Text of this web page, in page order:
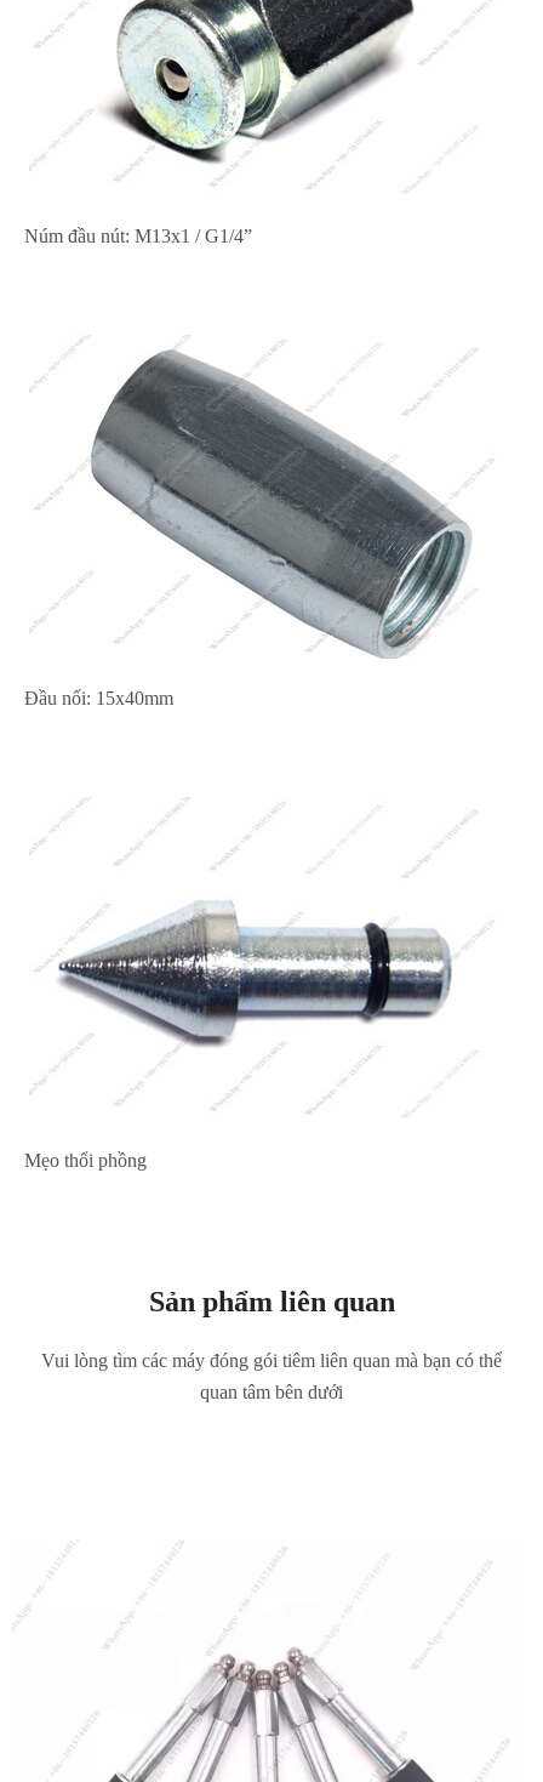
Núm đầu nút: M13x1 / G1/4”
Đầu nối: 15x40mm
Mẹo thổi phồng
Sản phẩm liên quan
Vui lòng tìm các máy đóng gói tiêm liên quan mà bạn có thể
quan tâm bên dưới